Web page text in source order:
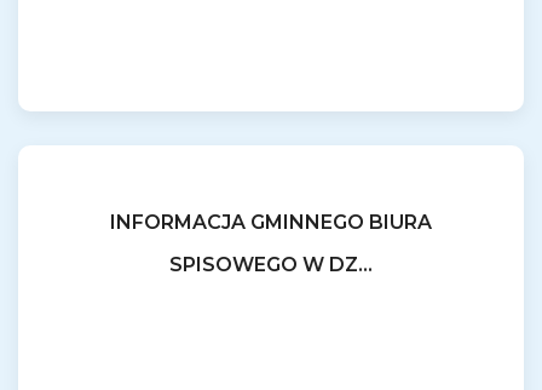
INFORMACJA GMINNEGO BIURA
SPISOWEGO W DZ...